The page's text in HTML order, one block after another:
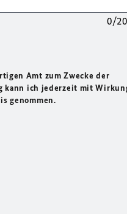
0/
Amt zum Zwecke der
kann ich jederzeit mit
genommen.